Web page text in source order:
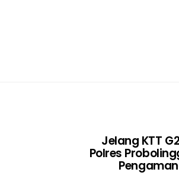
Jelang KTT
Polres